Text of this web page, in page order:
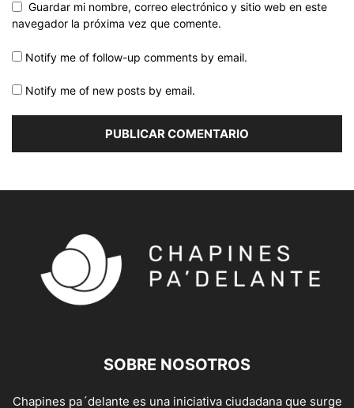
Guardar mi nombre, correo electrónico y sitio web en este
navegador la próxima vez que comente.
Notify me of follow-up comments by email.
Notify me of new posts by email.
SOBRE NOSOTROS
Chapines pa´delante es una iniciativa ciudadana que surge